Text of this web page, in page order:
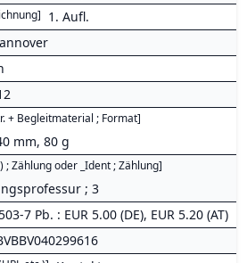
] 1. Aufl.
+ Begleitmaterial ; Format]
mm, 80 g
Zählung oder _Ident ; Zählung]
; 3
7 Pb. : EUR 5.00 (DE), EUR 5.20 (AT)